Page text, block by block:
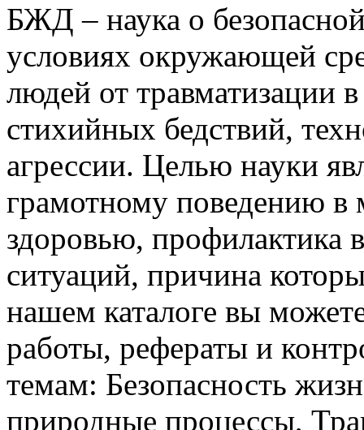
БЖД – наука о
условиях окружающей
людей от травматизации
стихийных бедствий,
агрессии. Целью науки
грамотному поведению
здоровью, профилактика
ситуаций, причина
нашем каталоге вы
работы, рефераты и
темам: Безопасность
природные процессы,